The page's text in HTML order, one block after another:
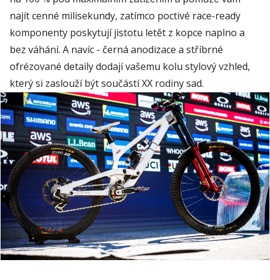
najít cenné milisekundy, zatímco poctivé race-ready
komponenty poskytují jistotu letět z kopce naplno a
bez váhání. A navíc - černá anodizace a stříbrné
ofrézované detaily dodají vašemu kolu stylový vzhled,
který si zaslouží být součástí XX rodiny sad.